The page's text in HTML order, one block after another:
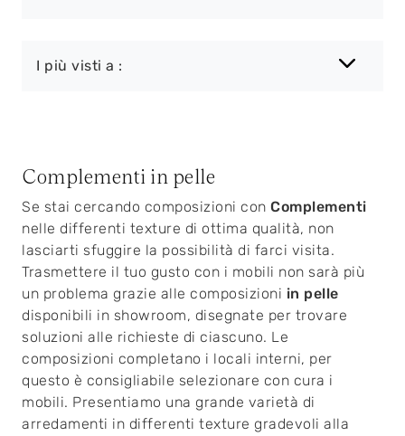
I più visti a :
Complementi in pelle
Se stai cercando composizioni con Complementi
nelle differenti texture di ottima qualità, non
lasciarti sfuggire la possibilità di farci visita.
Trasmettere il tuo gusto con i mobili non sarà più
un problema grazie alle composizioni in pelle
disponibili in showroom, disegnate per trovare
soluzioni alle richieste di ciascuno. Le
composizioni completano i locali interni, per
questo è consigliabile selezionare con cura i
mobili. Presentiamo una grande varietà di
arredamenti in differenti texture gradevoli alla